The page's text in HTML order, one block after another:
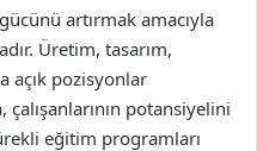
artırmak amacıyla
Üretim, tasarım,
açık pozisyonlar
potansiyelini
eğitim programları